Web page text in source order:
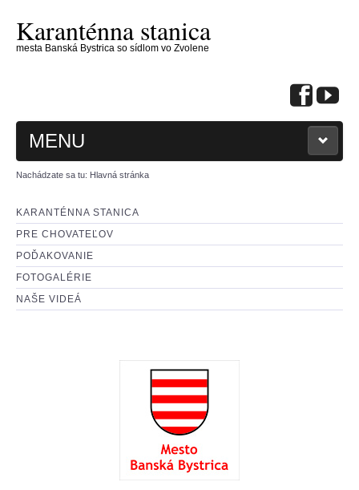
Karanténna stanica
mesta Banská Bystrica so sídlom vo Zvolene
MENU
: KONTAKTUJTE NÁS :
: PSÍKOVIA NA ADOPCIU :
: AKO MÔŽETE POMÔCŤ? :
Nachádzate sa tu: Hlavná stránka
KARANTÉNNA STANICA
PRE CHOVATEĽOV
POĎAKOVANIE
FOTOGALÉRIE
NAŠE VIDEÁ